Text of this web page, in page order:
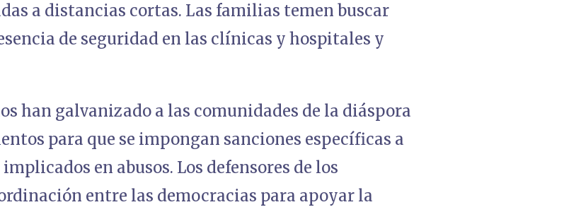
a distancias cortas. Las familias temen buscar
de seguridad en las clínicas y hospitales y
han galvanizado a las comunidades de la diáspora
para que se impongan sanciones específicas a
en abusos. Los defensores de los
entre las democracias para apoyar la